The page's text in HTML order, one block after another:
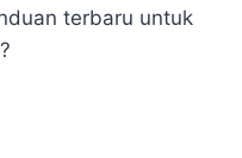
terbaru untuk